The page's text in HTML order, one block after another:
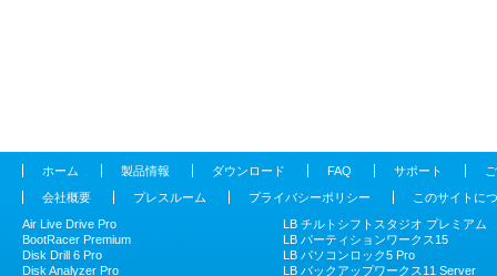
ホーム 製品情報 ダウンロード FAQ サポート
会社概要
プレスルーム プライバシーポリシー
このサイトに
Air Live Drive Pro
BootRacer Premium
Disk Drill 6 Pro
Disk Analyzer Pro
LB チルトシフトスタジオ プレミアム
LB パーティションワークス15
LB パソコンロック5 Pro
LB バックアップワークス11 Server